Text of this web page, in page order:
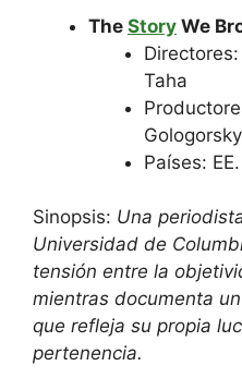
The Story We
Taha
Países:
Sinopsis: Una
Universidad de
tensión entre la
mientras documenta
que refleja su propia
pertenencia.